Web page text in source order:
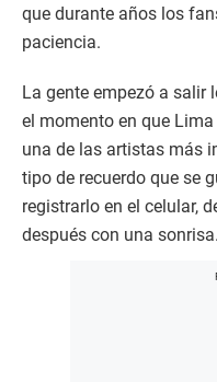
que durante años los
paciencia.
La gente empezó a salir
el momento en que
una de las artistas más
tipo de recuerdo que se
registrarlo en el celular,
después con una sonrisa.